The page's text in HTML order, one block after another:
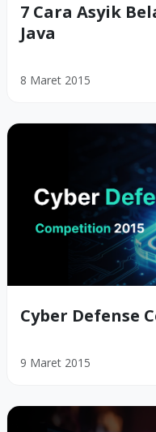
7 Cara Asyik
Java
8 Maret 2015
Cyber Defense
9 Maret 2015